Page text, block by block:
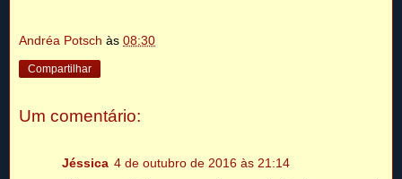
Andréa Potsch às 08:30
Compartilhar
Um comentário:
Jéssica 4 de outubro de 2016 às 21:14